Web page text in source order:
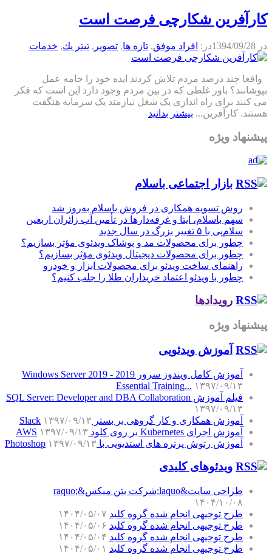
کارآفرین شکارچی فرصت است
در 1394/09/28در: افراد موفق, تازه ها, تصویر , تيتر يك, خدمات
واقعا چند درصد مردم تلاش کردند ایده خود را جامه عمل
بپوشانند؟ باور غلطی که در بین مردم وجود دارد این است که فکر
می کنند برای راه اندازی یک شغل نیازمند یک سرمایه هنگفت
هستند. کار‌آفرین... بیشتر بدانید
پیشنهاد ویژه
بازار اجتماعی باسلام
روش تسویه همکاری در فروش باسلام به‌روز شد
سهم باسلام، ایتا و غرفه‌دارها در تأمین آب زائران اربعین
سلام‌پی با ۵ تغییر بزرگ در سال جدید
چطور برای محصولات مد و پوشاک ویدئوی مؤثر بسازیم؟
چطور برای محصولات دیجیتال ویدئوی مؤثر بسازیم؟
راهنمای ساخت ویدئو برای محصولات ابزار و خودرو
چطور با ویدئو اعتماد خریداران طلا را جلب کنیم؟
رویدادها
پیشنهاد ویژه
آموزش‌ ویدئویی
آموزش کامل ویندوز سرور 2019 - Windows Server 2019
Essential Training... ۱۳۹۷/۰۹/۱۳
فیلم آموزش SQL Server: Developer and DBA Collaboration
۱۳۹۷/۰۹/۱۳
آموزش همکاری و کار گروهی بر بستر Slack ۱۳۹۷/۰۹/۱۳
آموزش اجرای Kubernetes بر روی کلود AWS
۱۳۹۷/۰۹/۱۳
آموزش رتوش پرتره های استدیویی با Photoshop ۱۳۹۷/۰۹/۱۳
ویدئوهای کلیدی
طراحی سایت&laquo;شرکت بتن میکس&raquo;
۱۴۰۴/۱۰/۰۸
طرح توجیهی انجام شده گروه کلید ۱۴۰۴/۰۵/۰۷
طرح توجیهی انجام شده گروه کلید ۱۴۰۴/۰۵/۰۶
طرح توجیهی انجام شده گروه کلید ۱۴۰۴/۰۵/۰۴
طرح توجیهی انجام شده گروه کلید ۱۴۰۴/۰۵/۰۱